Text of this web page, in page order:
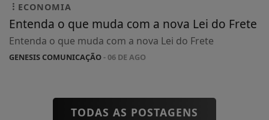
ECONOMIA
Entenda o que muda com a nova Lei do Frete
Entenda o que muda com a nova Lei do Frete
GENESIS COMUNICAÇÃO- 06 DE AGO
TODAS AS POSTAGENS